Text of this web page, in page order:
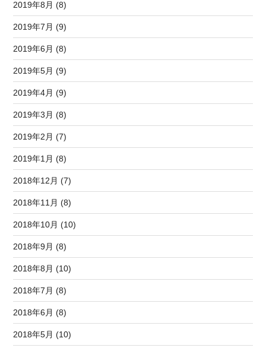
2019年8月 (8)
2019年7月 (9)
2019年6月 (8)
2019年5月 (9)
2019年4月 (9)
2019年3月 (8)
2019年2月 (7)
2019年1月 (8)
2018年12月 (7)
2018年11月 (8)
2018年10月 (10)
2018年9月 (8)
2018年8月 (10)
2018年7月 (8)
2018年6月 (8)
2018年5月 (10)